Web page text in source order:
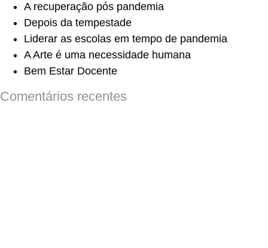
A recuperação pós pandemia
Depois da tempestade
Liderar as escolas em tempo de pandemia
A Arte é uma necessidade humana
Bem Estar Docente
Comentários recentes